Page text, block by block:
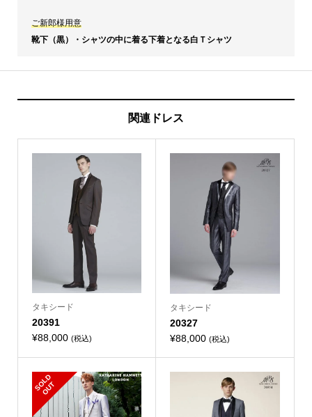
ご新郎様用意
靴下（黒）・シャツの中に着る下着となる白Ｔシャツ
関連ドレス
タキシード
20391
¥88,000 (税込)
タキシード
20327
¥88,000 (税込)
S
O
L
D
O
U
T